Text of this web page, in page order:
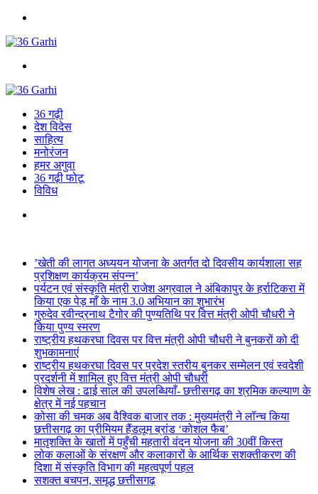
36 गढ़ी
देश विदेस
साहित्य
मनोरंजन
हमर अगुवा
36 गढ़ी फोटू
विविध
’खेती की लागत अध्ययन योजना के अतर्गत दो दिवसीय कार्यशाला सह
प्रशिक्षण कार्यक्रम संपन्न’
पर्यटन एवं संस्कृति मंत्री राजेश अग्रवाल ने अंबिकापुर के हर्राटिकरा में
किया एक पेड़ माँ के नाम 3.0 अभियान का शुभारंभ
गुरुदेव रवीन्द्रनाथ टैगोर की पुण्यतिथि पर वित्त मंत्री ओपी चौधरी ने
किया पुण्य स्मरण
राष्ट्रीय हथकरघा दिवस पर वित्त मंत्री ओपी चौधरी ने बुनकरों को दी
शुभकामनाएं
राष्ट्रीय हथकरघा दिवस पर प्रदेश स्तरीय बुनकर सम्मेलन एवं स्वदेशी
प्रदर्शनी में शामिल हुए वित्त मंत्री ओपी चौधरी
विशेष लेख : ढाई साल की उपलब्धियाँ- छत्तीसगढ़ का श्रमिक कल्याण के
क्षेत्र में नई पहचान
कोसा की चमक अब वैश्विक बाजार तक : मुख्यमंत्री ने लॉन्च किया
छत्तीसगढ़ का प्रीमियम हैंडलूम ब्रांड ‘कोशल फैब’
मातृशक्ति के खातों में पहुँची महतारी वंदन योजना की 30वीं किस्त
लोक कलाओं के संरक्षण और कलाकारों के आर्थिक सशक्तीकरण की
दिशा में संस्कृति विभाग की महत्वपूर्ण पहल
सशक्त बचपन, समृद्ध छत्तीसगढ़